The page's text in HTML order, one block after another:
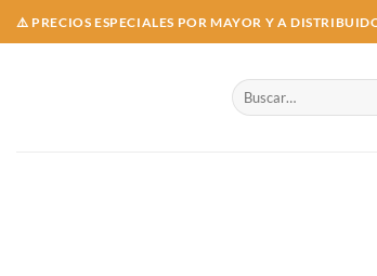
Skip
to
⚠️ PRECIOS ESPECIALES POR MAYOR Y A
Buscar
por: